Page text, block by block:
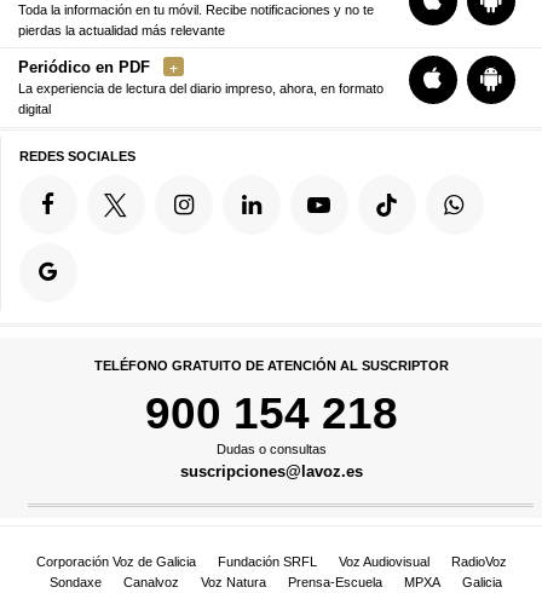
Toda la información en tu móvil. Recibe notificaciones y no te
pierdas la actualidad más relevante
Periódico en PDF
La experiencia de lectura del diario impreso, ahora, en formato
digital
REDES SOCIALES
TELÉFONO GRATUITO DE ATENCIÓN AL SUSCRIPTOR
900 154 218
Dudas o consultas
suscripciones@lavoz.es
Corporación Voz de Galicia Fundación SRFL Voz Audiovisual
RadioVoz
Sondaxe
Canalvoz Voz Natura Prensa-Escuela MPXA Galicia